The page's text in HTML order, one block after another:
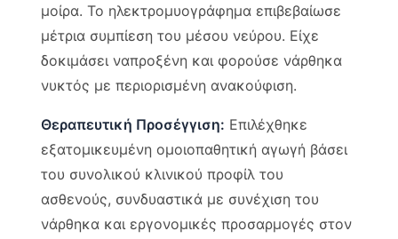
μοίρα. Το ηλεκτρομυογράφημα επιβεβαίωσε
μέτρια συμπίεση του μέσου νεύρου. Είχε
δοκιμάσει ναπροξένη και φορούσε νάρθηκα
νυκτός με περιορισμένη ανακούφιση.
Θεραπευτική Προσέγγιση: Επιλέχθηκε
εξατομικευμένη ομοιοπαθητική αγωγή βάσει
του συνολικού κλινικού προφίλ του
ασθενούς, συνδυαστικά με συνέχιση του
νάρθηκα και εργονομικές προσαρμογές στον